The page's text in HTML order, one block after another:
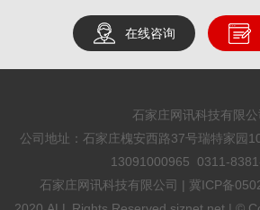
在线咨询
石家庄网讯科技有限公
公司地址：石家庄槐安西路37号瑞特家园
13091000965 0311-
石家庄网讯科技有限公司 | 冀ICP备